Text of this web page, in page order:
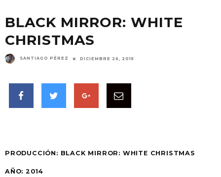
BLACK MIRROR: WHITE
CHRISTMAS
SANTIAGO PÉREZ DICIEMBRE 26, 2015
PRODUCCIÓN: BLACK MIRROR: WHITE CHRISTMAS
AÑO: 2014